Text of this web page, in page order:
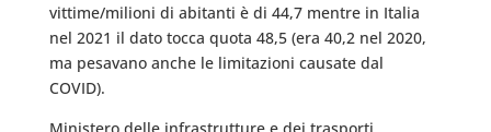
vittime/milioni di abitanti è di 44,7 mentre in Italia
nel 2021 il dato tocca quota 48,5 (era 40,2 nel 2020,
ma pesavano anche le limitazioni causate dal
COVID).